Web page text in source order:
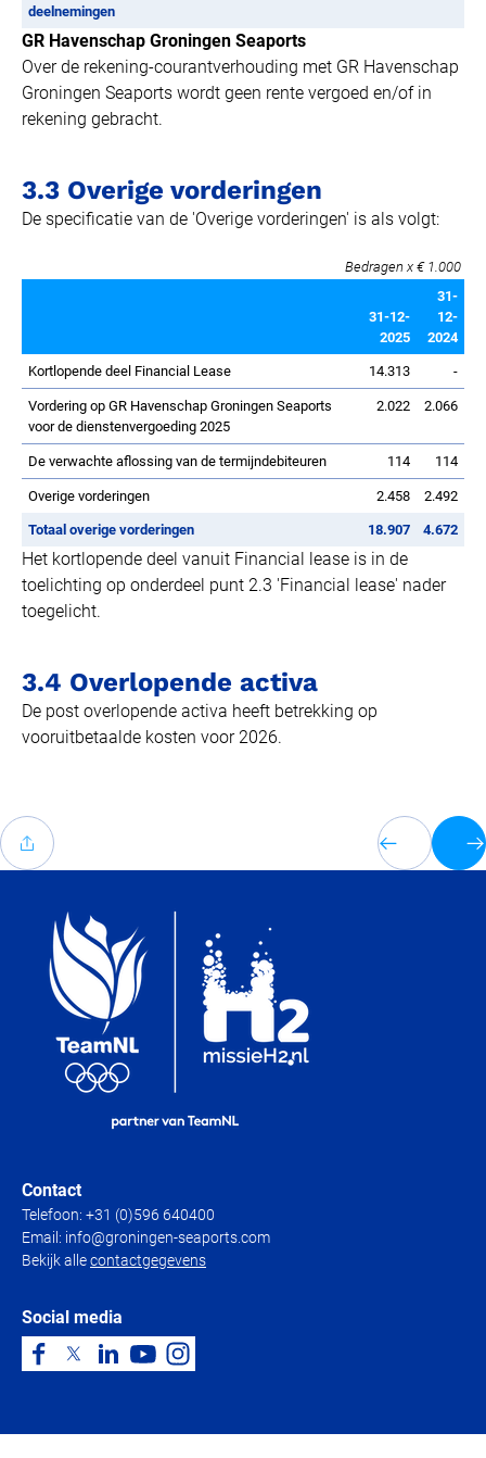
deelnemingen
GR Havenschap Groningen Seaports
Over de rekening-courantverhouding met GR Havenschap
Groningen Seaports wordt geen rente vergoed en/of in
rekening gebracht.
3.3 Overige vorderingen
De specificatie van de 'Overige vorderingen' is als volgt:
Bedragen x € 1.000
31-12-
2025
31-
12-
2024
Kortlopende deel Financial Lease 14.313 -
Vordering op GR Havenschap Groningen Seaports
voor de dienstenvergoeding 2025
2.022 2.066
De verwachte aflossing van de termijndebiteuren 114 114
Overige vorderingen 2.458 2.492
Totaal overige vorderingen 18.907 4.672
Het kortlopende deel vanuit Financial lease is in de
toelichting op onderdeel punt 2.3 'Financial lease' nader
toegelicht.
3.4 Overlopende activa
De post overlopende activa heeft betrekking op
vooruitbetaalde kosten voor 2026.
Contact
Telefoon: +31 (0)596 640400
Email: info@groningen-seaports.com
Bekijk allecontactgegevens
Social media